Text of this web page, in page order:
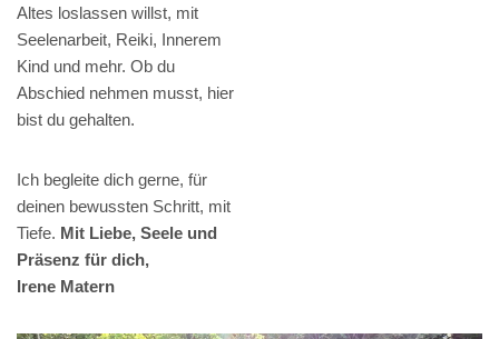
Altes loslassen willst, mit
Seelenarbeit, Reiki, Innerem
Kind und mehr. Ob du
Abschied nehmen musst, hier
bist du gehalten.
Ich begleite dich gerne, für
deinen bewussten Schritt, mit
Tiefe. Mit Liebe, Seele und
Präsenz für dich,
Irene Matern